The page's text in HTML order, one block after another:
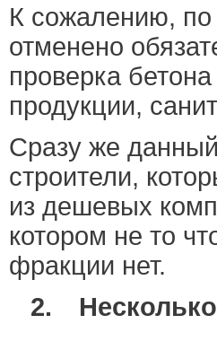
К сожалению, по
отменено
проверка
продукции,
Сразу же
строители,
из дешевых
котором не то
фракции нет.
2.